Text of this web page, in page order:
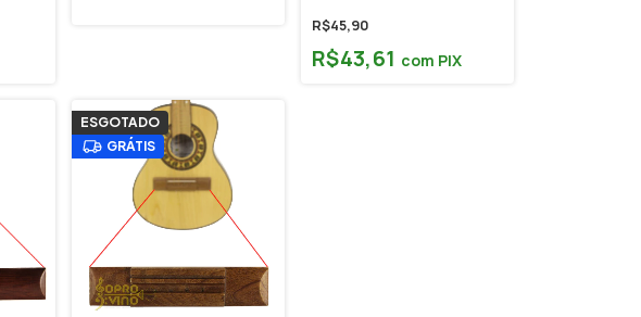
R$45,90
R$43,61 com PIX
ESGOTADO
GRÁTIS